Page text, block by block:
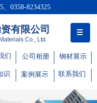
、0358-8234325
公司相册
有限公司
Co., Ltd
联系我们
钢材展示
们
案例展示
识